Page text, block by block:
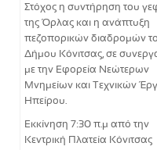
Στόχος η συντήρηση του
της Όρλας και η ανάπτυξη
πεζοπορικών διαδρομών
Δήμου Κόνιτσας, σε
με την Εφορεία Νεώτερων
Μνημείων και Τεχνικών
Ηπείρου.
Εκκίνηση 7:30 π.μ από την
Κεντρική Πλατεία Κόνιτσας